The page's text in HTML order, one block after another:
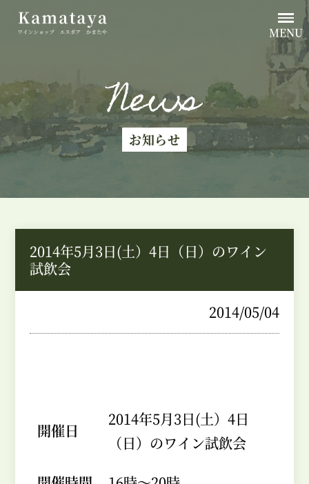
MENU
News
お知らせ
2014年5月3日(土）4日（日）のワイン
試飲会
2014/05/04
開催日
2014年5月3日(土）4日
（日）のワイン試飲会